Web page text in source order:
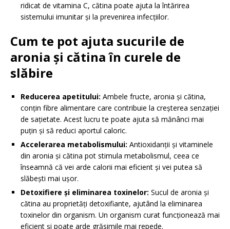
ridicat de vitamina C, cătina poate ajuta la întărirea
sistemului imunitar și la prevenirea infecțiilor.
Cum te pot ajuta sucurile de
aronia și cătina în curele de
slăbire
Reducerea apetitului: Ambele fructe, aronia și cătina,
conțin fibre alimentare care contribuie la creșterea senzației
de sațietate. Acest lucru te poate ajuta să mănânci mai
puțin și să reduci aportul caloric.
Accelerarea metabolismului: Antioxidanții și vitaminele
din aronia și cătina pot stimula metabolismul, ceea ce
înseamnă că vei arde calorii mai eficient și vei putea să
slăbești mai ușor.
Detoxifiere și eliminarea toxinelor: Sucul de aronia și
cătina au proprietăți detoxifiante, ajutând la eliminarea
toxinelor din organism. Un organism curat funcționează mai
eficient și poate arde grăsimile mai repede.